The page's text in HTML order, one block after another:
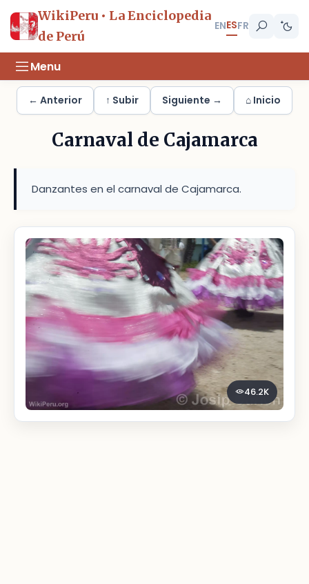
WikiPeru • La Enciclopedia
de Perú
ENESFR
Menu
← Anterior ↑ Subir Siguiente → ⌂ Inicio
Carnaval de Cajamarca
Danzantes en el carnaval de Cajamarca.
46.2K